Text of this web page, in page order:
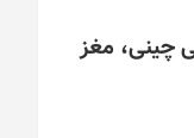
چینی، مغز